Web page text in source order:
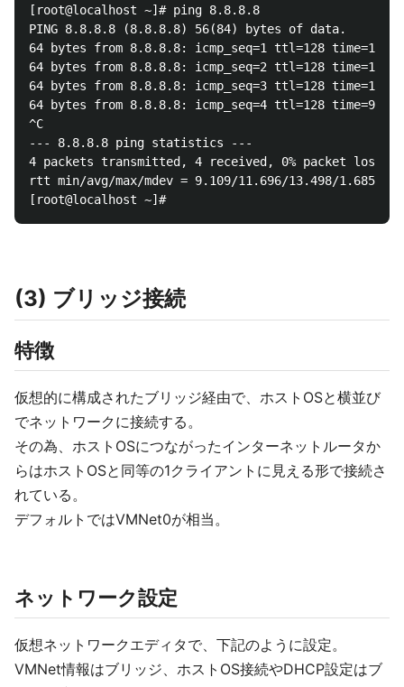
[root@localhost ~]# ping 8.8.8.8
PING 8.8.8.8 (8.8.8.8) 56(84) bytes of data.
64 bytes from 8.8.8.8: icmp_seq=1 ttl=128 time=11.4
64 bytes from 8.8.8.8: icmp_seq=2 ttl=128 time=12.8
64 bytes from 8.8.8.8: icmp_seq=3 ttl=128 time=13.5
64 bytes from 8.8.8.8: icmp_seq=4 ttl=128 time=9.11
^C
--- 8.8.8.8 ping statistics ---
4 packets transmitted, 4 received, 0% packet loss,
rtt min/avg/max/mdev = 9.109/11.696/13.498/1.685 ms
(3) ブリッジ接続
特徴
仮想的に構成されたブリッジ経由で、ホストOSと横並び
でネットワークに接続する。
その為、ホストOSにつながったインターネットルータか
らはホストOSと同等の1クライアントに見える形で接続さ
れている。
デフォルトではVMNet0が相当。
ネットワーク設定
仮想ネットワークエディタで、下記のように設定。
VMNet情報はブリッジ、ホストOS接続やDHCP設定はブ